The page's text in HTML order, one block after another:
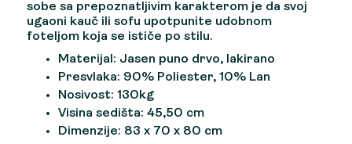
sobe sa prepoznatljivim karakterom je da svoj
ugaoni kauč ili sofu upotpunite udobnom
foteljom koja se ističe po stilu.
Materijal: Jasen puno drvo, lakirano
Presvlaka: 90% Poliester, 10% Lan
Nosivost: 130kg
Visina sedišta: 45,50 cm
Dimenzije: 83 x 70 x 80 cm